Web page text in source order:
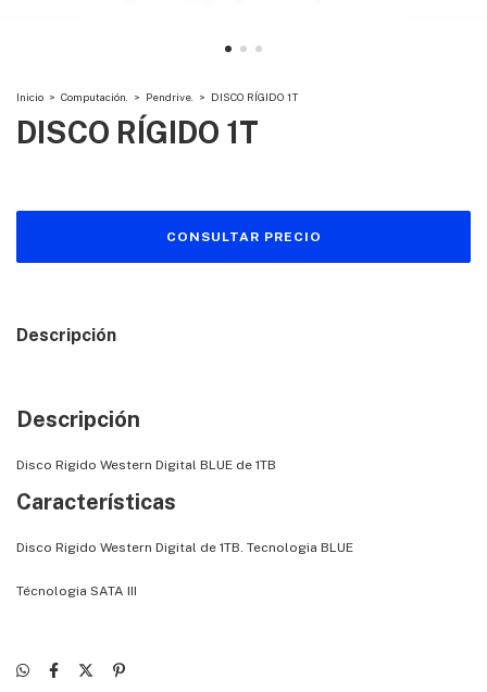
Inicio > Computación. > Pendrive. > DISCO RÍGIDO 1T
DISCO RÍGIDO 1T
Descripción
Descripción
Disco Rigido Western Digital BLUE de 1TB
Caracterí­sticas
Disco Rigido Western Digital de 1TB. Tecnologia BLUE
Técnologia SATA III